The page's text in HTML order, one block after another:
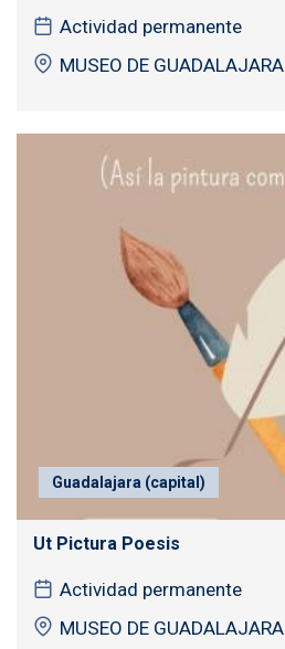
Actividad permanente
MUSEO DE GUADALAJARA
Guadalajara (capital)
Ut Pictura Poesis
Actividad permanente
MUSEO DE GUADALAJARA